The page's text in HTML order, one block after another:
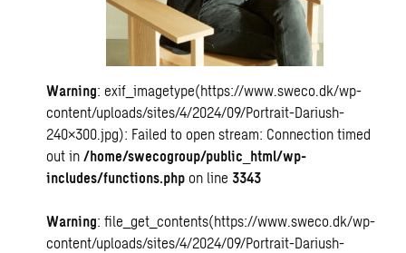
Warning: exif_imagetype(https://www.sweco.dk/wp-
content/uploads/sites/4/2024/09/Portrait-Dariush-
240×300.jpg): Failed to open stream: Connection timed
out in/home/swecogroup/public_html/wp-
includes/functions.php on line 3343
Warning: file_get_contents(https://www.sweco.dk/wp-
content/uploads/sites/4/2024/09/Portrait-Dariush-